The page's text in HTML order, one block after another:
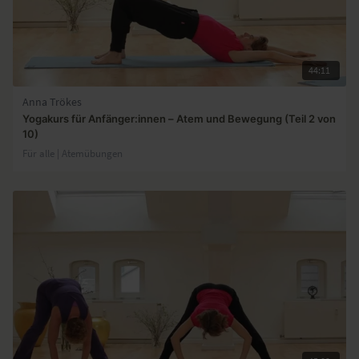
44:11
Anna Trökes
Yogakurs für Anfänger:innen – Atem und Bewegung (Teil 2 von
10)
Für alle | Atemübungen